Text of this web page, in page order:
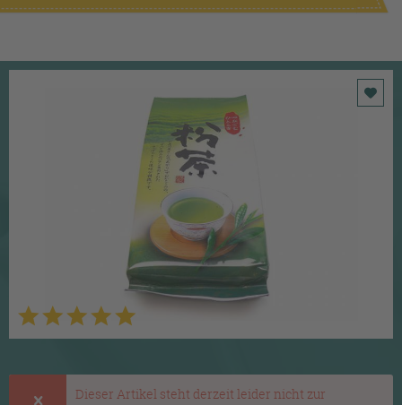
Dieser Artikel steht derzeit leider nicht zur